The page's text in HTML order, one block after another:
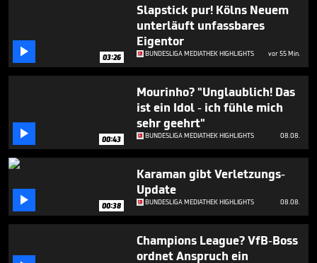
 03:26
Slapstick pur! Kölns Neuem
unterläuft unfassbares
Eigentor
BUNDESLIGA MEDIATHEK HIGHLIGHTS vor 55 Min.
 00:43
Mourinho? "Unglaublich! Das
ist ein Idol - ich fühle mich
sehr geehrt"
BUNDESLIGA MEDIATHEK HIGHLIGHTS 08.08.
 00:38
Karaman gibt Verletzungs-
Update
BUNDESLIGA MEDIATHEK HIGHLIGHTS 08.08.
Champions League? VfB-Boss
ordnet Anspruch ein